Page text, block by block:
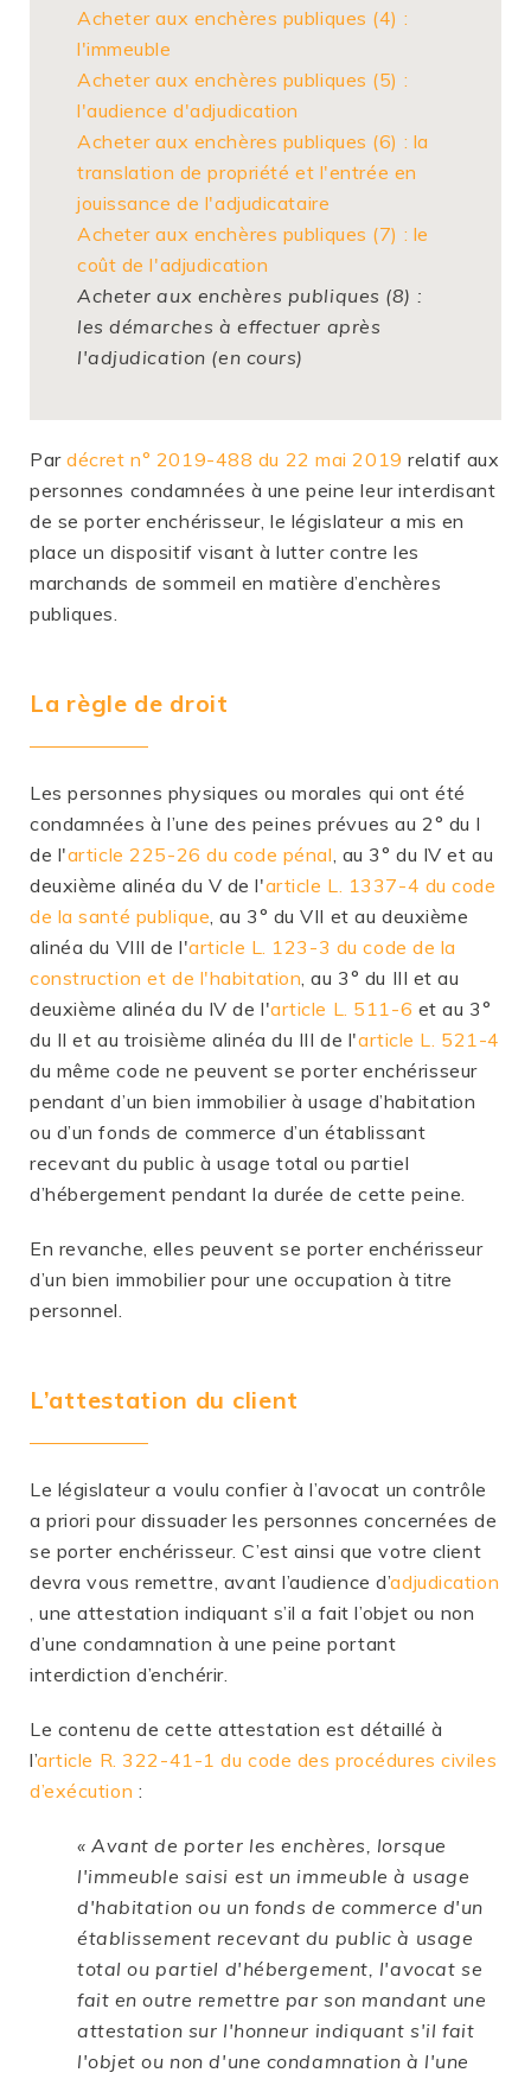
Acheter aux enchères publiques (4) :
l'immeuble
Acheter aux enchères publiques (5) :
l'audience d'adjudication
Acheter aux enchères publiques (6) : la
translation de propriété et l'entrée en
jouissance de l'adjudicataire
Acheter aux enchères publiques (7) : le
coût de l'adjudication
Acheter aux enchères publiques (8) :
les démarches à effectuer après
l'adjudication (en cours)
Pardécret n° 2019-488 du 22 mai 2019 relatif aux
personnes condamnées à une peine leur interdisant
de se porter enchérisseur, le législateur a mis en
place un dispositif visant à lutter contre les
marchands de sommeil en matière d’enchères
publiques.
La règle de droit
Les personnes physiques ou morales qui ont été
condamnées à l’une des peines prévues au 2° du I
de l'article 225-26 du code pénal, au 3° du IV et au
deuxième alinéa du V de l'article L. 1337-4 du code
de la santé publique, au 3° du VII et au deuxième
alinéa du VIII de l'article L. 123-3 du code de la
construction et de l'habitation, au 3° du III et au
deuxième alinéa du IV de l'article L. 511-6 et au 3°
du II et au troisième alinéa du III de l'article L. 521-4
du même code ne peuvent se porter enchérisseur
pendant d’un bien immobilier à usage d’habitation
ou d’un fonds de commerce d’un établissant
recevant du public à usage total ou partiel
d’hébergement pendant la durée de cette peine.
En revanche, elles peuvent se porter enchérisseur
d’un bien immobilier pour une occupation à titre
personnel.
L’attestation du client
Le législateur a voulu confier à l’avocat un contrôle
a priori pour dissuader les personnes concernées de
se porter enchérisseur. C’est ainsi que votre client
devra vous remettre, avant l’audience d’adjudication
, une attestation indiquant s’il a fait l’objet ou non
d’une condamnation à une peine portant
interdiction d’enchérir.
Le contenu de cette attestation est détaillé à
l’article R. 322-41-1 du code des procédures civiles
d’exécution :
« Avant de porter les enchères, lorsque
l'immeuble saisi est un immeuble à usage
d'habitation ou un fonds de commerce d'un
établissement recevant du public à usage
total ou partiel d'hébergement, l'avocat se
fait en outre remettre par son mandant une
attestation sur l'honneur indiquant s'il fait
l'objet ou non d'une condamnation à l'une